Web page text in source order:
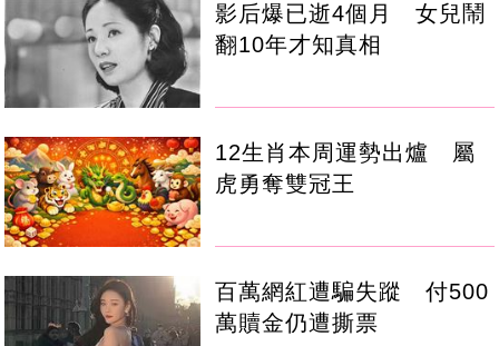
影后爆已逝4個月 女兒鬧
翻10年才知真相
12生肖本周運勢出爐 屬
虎勇奪雙冠王
百萬網紅遭騙失蹤 付500
萬贖金仍遭撕票